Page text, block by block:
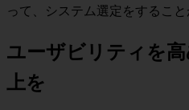
って、システム選定をすること
ユーザビリティを
上を